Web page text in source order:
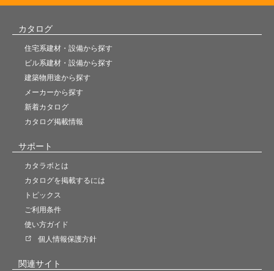
カタログ
住宅系建材・設備から探す
ビル系建材・設備から探す
建築物用途から探す
メーカーから探す
新着カタログ
カタログ掲載情報
サポート
カタラボとは
カタログを掲載するには
トピックス
ご利用条件
使い方ガイド
個人情報保護方針
関連サイト